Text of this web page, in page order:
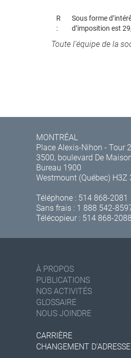
R
:
Sous forme
d’imposition est
Toute l’équipe de la
MONTRÉAL
Place Alexis-Nihon - Tour 2
3500, boulevard De
Bureau 1900
Westmount (Québec) H3Z
Téléphone : 514 868-2081
Sans frais : 1 888 542-
Télécopieur : 514 868-2088
À PROPOS
PUBLICATIONS
NOS ACTIVITÉS
GLOSSAIRE
NOUS JOINDRE
CARRIÈRE
CHANGEMENT D'ADRESSE